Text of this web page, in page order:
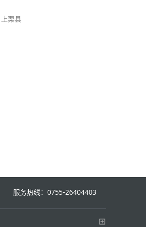
上栗县
服务热线：0755-26404403